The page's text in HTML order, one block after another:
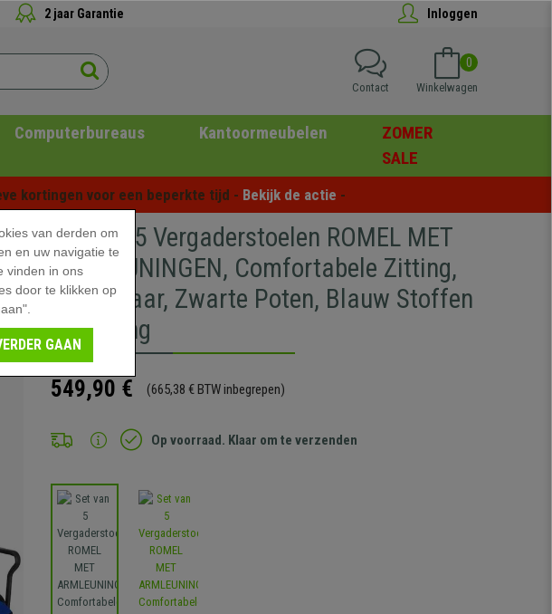
2 jaar Garantie Inloggen
0
Winkelwagen
Contact
Computerbureaus Kantoormeubelen
ZOMER
SALE
kortingen voor een beperkte tijd - Bekijk de actie -
Set van 5 Vergaderstoelen ROMEL MET
ARMLEUNINGEN, Comfortabele Zitting,
Stapelbaar, Zwarte Poten, Blauw Stoffen
Bekleding
549,90 € (665,38 € BTW inbegrepen)
Op voorraad. Klaar om te verzenden
van derden om
en uw navigatie te
vinden in ons
door te klikken op
GAAN